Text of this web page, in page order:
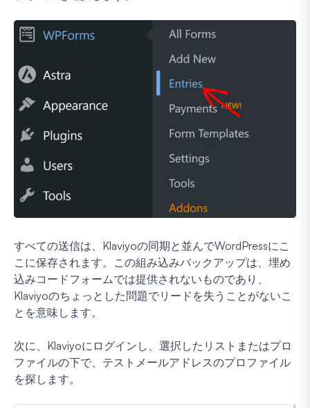
すべての送信は、Klaviyoの同期と並んでWordPressにこ
こに保存されます。この組み込みバックアップは、埋め
込みコードフォームでは提供されないものであり、
Klaviyoのちょっとした問題でリードを失うことがないこ
とを意味します。
次に、Klaviyoにログインし、選択したリストまたはプロ
ファイルの下で、テストメールアドレスのプロファイル
を探します。